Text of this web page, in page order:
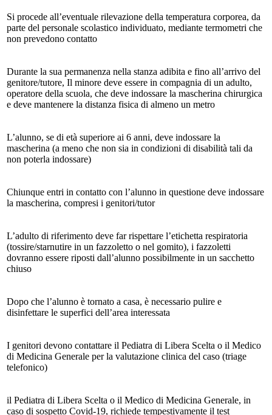
Si procede all’eventuale rilevazione della temperatura corporea, da
parte del personale scolastico individuato, mediante termometri che
non prevedono contatto
Durante la sua permanenza nella stanza adibita e fino all’arrivo del
genitore/tutore, Il minore deve essere in compagnia di un adulto,
operatore della scuola, che deve indossare la mascherina chirurgica
e deve mantenere la distanza fisica di almeno un metro
L’alunno, se di età superiore ai 6 anni, deve indossare la
mascherina (a meno che non sia in condizioni di disabilità tali da
non poterla indossare)
Chiunque entri in contatto con l’alunno in questione deve indossare
la mascherina, compresi i genitori/tutor
L’adulto di riferimento deve far rispettare l’etichetta respiratoria
(tossire/starnutire in un fazzoletto o nel gomito), i fazzoletti
dovranno essere riposti dall’alunno possibilmente in un sacchetto
chiuso
Dopo che l’alunno è tornato a casa, è necessario pulire e
disinfettare le superfici dell’area interessata
I genitori devono contattare il Pediatra di Libera Scelta o il Medico
di Medicina Generale per la valutazione clinica del caso (triage
telefonico)
il Pediatra di Libera Scelta o il Medico di Medicina Generale, in
caso di sospetto Covid-19, richiede tempestivamente il test